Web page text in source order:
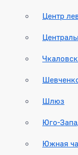
Центр
Шлюз
Юго-
Южная